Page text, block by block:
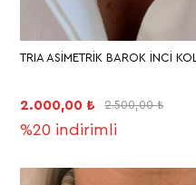
TRIA ASİMETRİK BAROK İNCİ
2.000,00 ₺ 2.500,00 ₺
%20 indirimli